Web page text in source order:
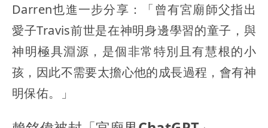
Darren也進一步分享：「曾有宮廟師父指出
愛子Travis前世是在神明身邊學習的童子，與
神明極具淵源，是個非常特別且有慧根的小
孩，因此不需要太擔心他的成長過程，會有神
明保佑。」